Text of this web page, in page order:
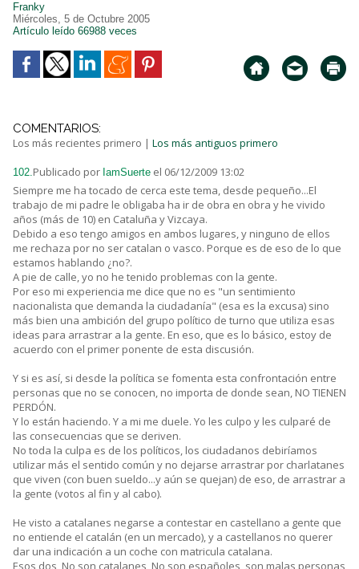
Franky
Miércoles, 5 de Octubre 2005
Artículo leído 66988 veces
COMENTARIOS:
Los más recientes primero | Los más antiguos primero
102.Publicado por IamSuerte el 06/12/2009 13:02
Siempre me ha tocado de cerca este tema, desde pequeño...El
trabajo de mi padre le obligaba ha ir de obra en obra y he vivido
años (más de 10) en Cataluña y Vizcaya.
Debido a eso tengo amigos en ambos lugares, y ninguno de ellos
me rechaza por no ser catalan o vasco. Porque es de eso de lo que
estamos hablando ¿no?.
A pie de calle, yo no he tenido problemas con la gente.
Por eso mi experiencia me dice que no es "un sentimiento
nacionalista que demanda la ciudadanía" (esa es la excusa) sino
más bien una ambición del grupo político de turno que utiliza esas
ideas para arrastrar a la gente. En eso, que es lo básico, estoy de
acuerdo con el primer ponente de esta discusión.
Y si es así, si desde la política se fomenta esta confrontación entre
personas que no se conocen, no importa de donde sean, NO TIENEN
PERDÓN.
Y lo están haciendo. Y a mi me duele. Yo les culpo y les culparé de
las consecuencias que se deriven.
No toda la culpa es de los políticos, los ciudadanos debiríamos
utilizar más el sentido común y no dejarse arrastrar por charlatanes
que viven (con buen sueldo...y aún se quejan) de eso, de arrastrar a
la gente (votos al fin y al cabo).
He visto a catalanes negarse a contestar en castellano a gente que
no entiende el catalán (en un mercado), y a castellanos no querer
dar una indicación a un coche con matricula catalana.
Esos dos, No son catalanes, No son españoles, son malas personas